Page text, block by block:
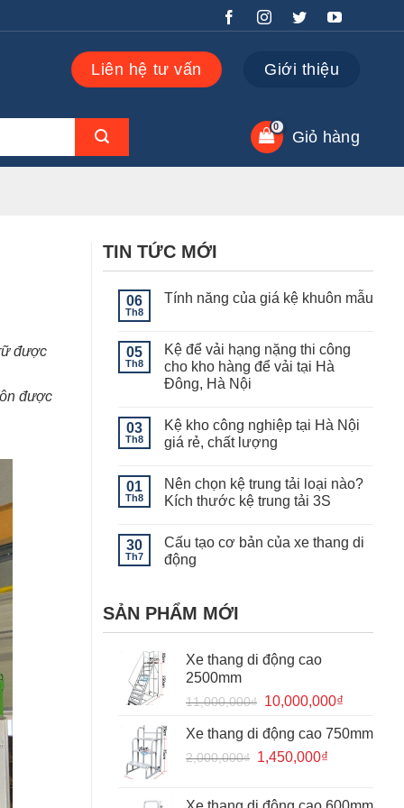
Liên hệ tư vấn Giới thiệu
Giỏ hàng
được
được
TIN TỨC MỚI
06
Th8
Tính năng của giá kệ khuôn mẫu
luận
ở
Tính
năng
kệ
khuôn
mẫu
05
Th8
Kệ để vải hạng nặng thi công
cho kho hàng để vải tại Hà
Đông, Hà Nội
bình
luận
ở
vải
hạng
nặng
cho
kho
hàng
Hà
Hà
03
Th8
Kệ kho công nghiệp tại Hà Nội
giá rẻ, chất lượng
bình
luận
ở
công
nghiệp
tại
rẻ,
lượng
01
Th8
Nên chọn kệ trung tải loại nào?
Kích thước kệ trung tải 3S
bình
luận
ở
trung
loại
Kích
thước
kệ
trung
30
Th7
Cấu tạo cơ bản của xe thang di
động
bình
luận
Cấu
cơ
của
xe
thang
động
SẢN PHẨM MỚI
Xe thang di động cao
2500mm
11,000,000₫ Giá
là:
11,000,000₫.
10,000,000₫
tại
Xe thang di động cao 750mm
2,000,000₫ Giá
1,450,000₫